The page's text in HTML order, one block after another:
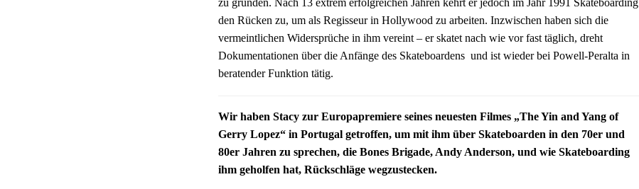
den Rücken zu, um als Regisseur in Hollywood zu arbeiten. Inzwischen haben sich die
vermeintlichen Widersprüche in ihm vereint – er skatet nach wie vor fast täglich, dreht
Dokumentationen über die Anfänge des Skateboardens und ist wieder bei Powell-Peralta in
beratender Funktion tätig.
Wir haben Stacy zur Europapremiere seines neuesten Filmes „The Yin and Yang of
Gerry Lopez“ in Portugal getroffen, um mit ihm über Skateboarden in den 70er und
80er Jahren zu sprechen, die Bones Brigade, Andy Anderson, und wie Skateboarding
ihm geholfen hat, Rückschläge wegzustecken.